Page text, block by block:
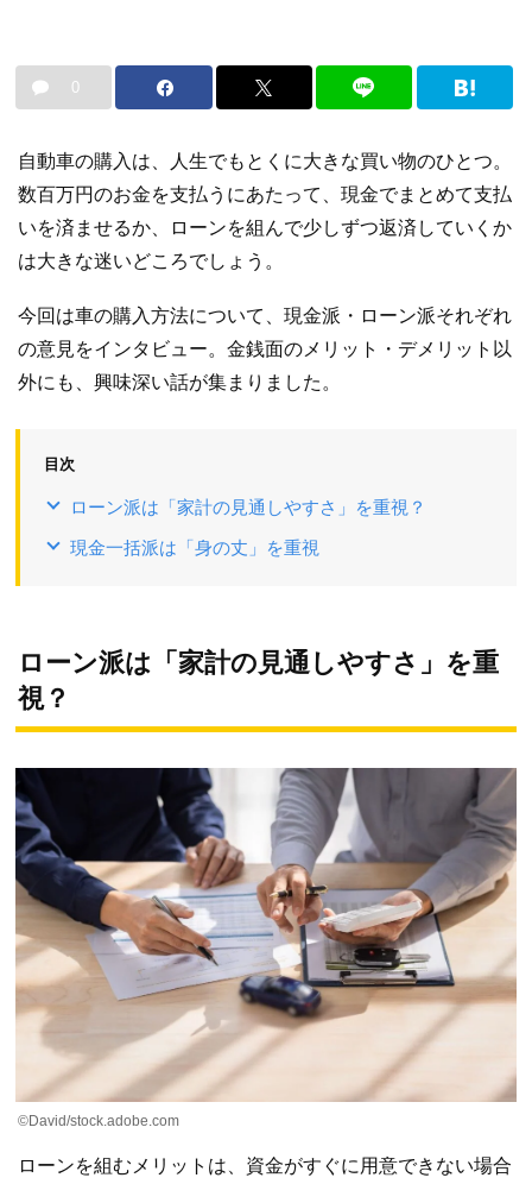
0
自動車の購入は、人生でもとくに大きな買い物のひとつ。
数百万円のお金を支払うにあたって、現金でまとめて支払
いを済ませるか、ローンを組んで少しずつ返済していくか
は大きな迷いどころでしょう。
今回は車の購入方法について、現金派・ローン派それぞれ
の意見をインタビュー。金銭面のメリット・デメリット以
外にも、興味深い話が集まりました。
目次
ローン派は「家計の見通しやすさ」を重視？
現金一括派は「身の丈」を重視
ローン派は「家計の見通しやすさ」を重
視？
©David/stock.adobe.com
ローンを組むメリットは、資金がすぐに用意できない場合